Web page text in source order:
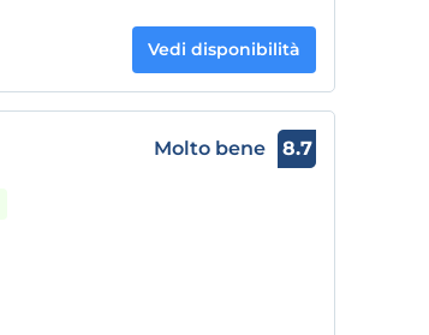
Vedi disponibilità
Molto bene 8.7